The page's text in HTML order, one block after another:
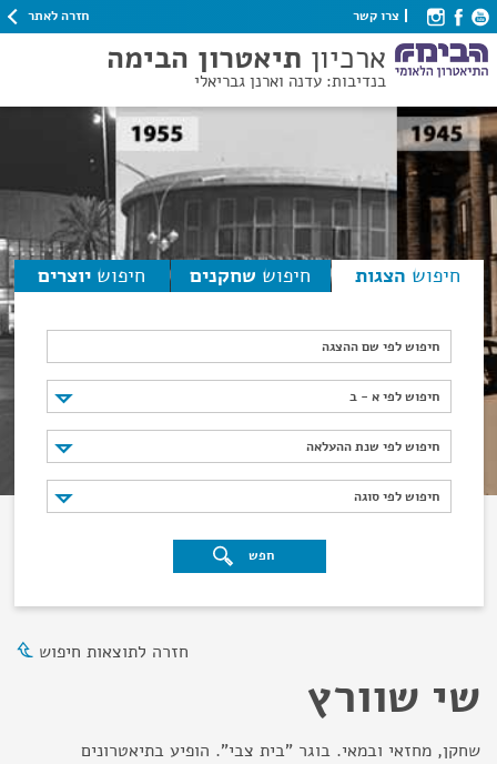
צרו קשר חזרה לאתר
ארכיון תיאטרון הבימה
בנדיבות: עדנה וארנן גבריאלי
חיפוש הצגות חיפוש שחקנים חיפוש יוצרים
חיפוש לפי שם ההצגה
חיפוש לפי א - ב
חיפוש לפי א - ב
חיפוש לפי שנת ההעלאה
חיפוש לפי שנת ההעלאה
חיפוש לפי סוגה
חיפוש לפי סוגה
חפש
חזרה לתוצאות חיפוש
שי שוורץ
שחקן, מחזאי ובמאי. בוגר "בית צבי". הופיע בתיאטרונים